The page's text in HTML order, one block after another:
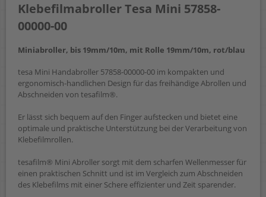
Klebefilmabroller Tesa Mini 57858-
00000-00
Miniabroller, bis 19mm/10m, mit Rolle 19mm/10m, rot/blau
tesa Mini Handabroller 57858-00000-00 im kompakten und
ergonomisch-handlichen Design für das freihändige Abrollen und
Abschneiden von tesafilm®.
Er lässt sich bequem auf den Finger aufstecken und bietet eine
optimale und praktische Unterstützung bei der Verarbeitung von
Klebefilmrollen.
tesafilm® Mini Abroller sorgt mit dem scharfen Wellenmesser für
einen praktischen Schnitt und ist im Vergleich zum Abschneiden
des Klebefilms mit einer Schere effizienter und Zeit sparender.